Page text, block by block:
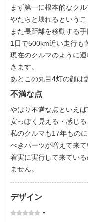
まず第一に根本的なク
やたらと壊れるというこ
また長距離を移動する
1日で500km近い走行も
現在のクルマのように
きます。
あとこの丸目4灯の顔は
不満な点
やはり不満な点といえ
安っぽく見える・感じる
私のクルマも17年もの
べきパーツが増えて来
着実に実行して来てい
ません。
デザイン
-